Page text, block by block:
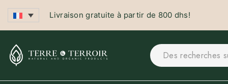
Livraison gratuite à partir de 800 dhs!